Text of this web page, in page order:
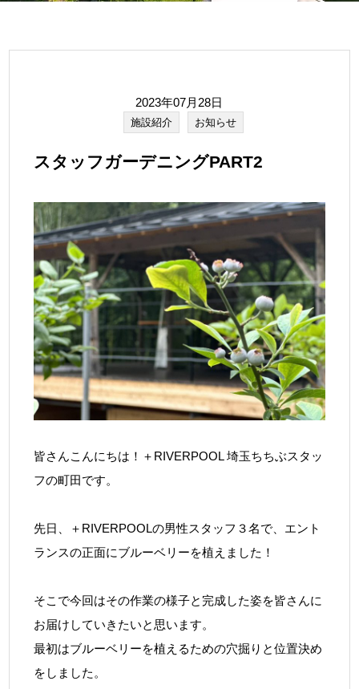
2023年07月28日
施設紹介 お知らせ
スタッフガーデニングPART2
皆さんこんにちは！＋RIVERPOOL 埼玉ちちぶスタッ
フの町田です。
先日、＋RIVERPOOLの男性スタッフ３名で、エント
ランスの正面にブルーベリーを植えました！
そこで今回はその作業の様子と完成した姿を皆さんに
お届けしていきたいと思います。
最初はブルーベリーを植えるための穴掘りと位置決め
をしました。